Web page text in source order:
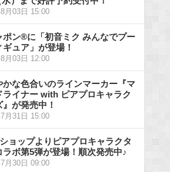
月03日 15:00
ポン®に「初音ミク みんなでプー
ギュア」が登場！
月03日 12:00
かな色合いのラインマーカー『マ
ライナー with ピアプロキャラク
』が発売中！
月31日 15:00
ョップよりピアプロキャラクタ
ラボ第5弾が登場！順次発売中♪
月30日 09:00